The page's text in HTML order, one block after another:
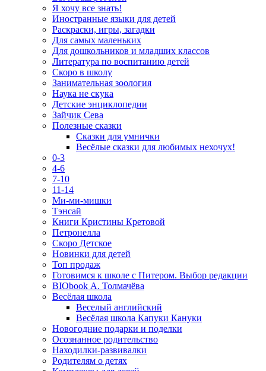
Я хочу все знать!
Иностранные языки для детей
Раскраски, игры, загадки
Для самых маленьких
Для дошкольников и младших классов
Литература по воспитанию детей
Скоро в школу
Занимательная зоология
Наука не скука
Детские энциклопедии
Зайчик Сева
Полезные сказки
Сказки для умнички
Весёлые сказки для любимых нехочух!
0-3
4-6
7-10
11-14
Ми-ми-мишки
Тэнсай
Книги Кристины Кретовой
Петронелла
Скоро Детское
Новинки для детей
Топ продаж
Готовимся к школе с Питером. Выбор редакции
BIObook А. Толмачёва
Весёлая школа
Веселый английский
Весёлая школа Капуки Кануки
Новогодние подарки и поделки
Осознанное родительство
Находилки-развивалки
Родителям о детях